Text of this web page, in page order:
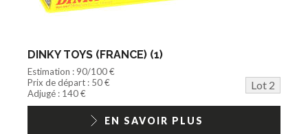
DINKY TOYS (FRANCE) (1)
Estimation : 90/100 €
Prix de départ : 50 €
Lot 2
Adjugé : 140 €
EN SAVOIR PLUS